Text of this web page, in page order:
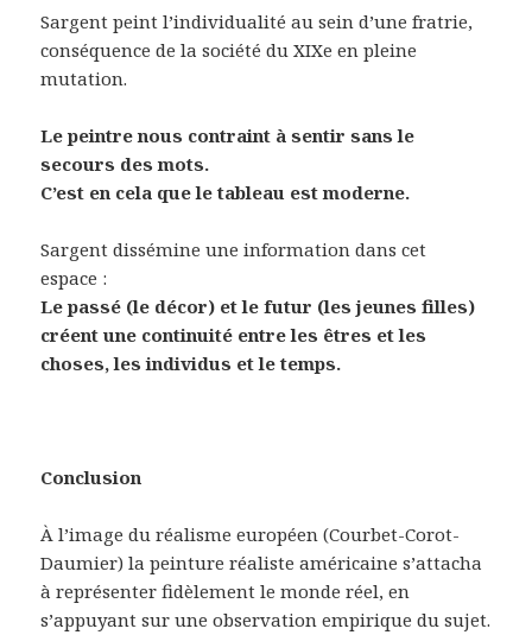
Sargent peint l’individualité au sein d’une fratrie,
conséquence de la société du XIXe en pleine
mutation.
Le peintre nous contraint à sentir sans le
secours des mots.
C’est en cela que le tableau est moderne.
Sargent dissémine une information dans cet
espace :
Le passé (le décor) et le futur (les jeunes filles)
créent une continuité entre les êtres et les
choses, les individus et le temps.
Conclusion
À l’image du réalisme européen (Courbet-Corot-
Daumier) la peinture réaliste américaine s’attacha
à représenter fidèlement le monde réel, en
s’appuyant sur une observation empirique du sujet.